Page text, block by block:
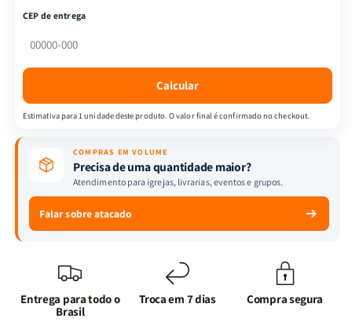
Uma
Casa
Bem-
|
Ciranda
Assombrada
|
Ciranda
CEP de entrega
Calcular
Estimativa para 1 unidade deste produto. O valor final é confirmado no checkout.
COMPRAS EM VOLUME
Precisa de uma quantidade maior?
Atendimento para igrejas, livrarias, eventos e grupos.
Falar sobre atacado
Entrega para todo o
Brasil
Troca em 7 dias Compra segura